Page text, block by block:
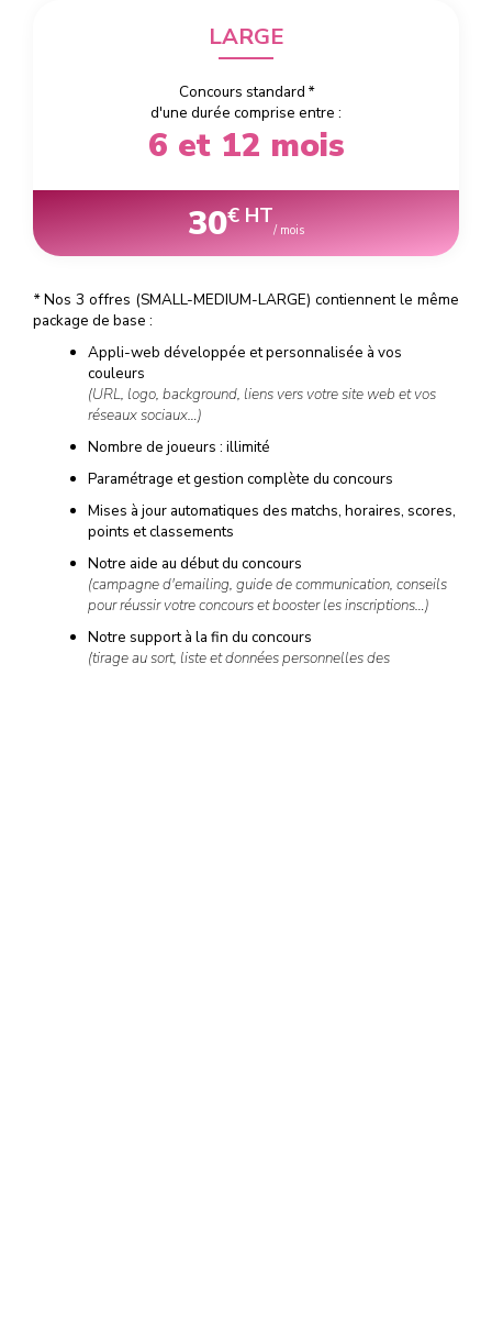
LARGE
Concours standard *
d'une durée comprise entre :
6 et 12 mois
30€ HT
/ mois
*Nos 3 offres (SMALL-MEDIUM-LARGE) contiennent le même
package de base :
Appli-web développée et personnalisée à vos
couleurs
(URL, logo, background, liens vers votre site web et vos
réseaux sociaux…)
Nombre de joueurs : illimité
Paramétrage et gestion complète du concours
Mises à jour automatiques des matchs, horaires, scores,
points et classements
Notre aide au début du concours
(campagne d'emailing, guide de communication, conseils
pour réussir votre concours et booster les inscriptions…)
Notre support à la fin du concours
(tirage au sort, liste et données personnelles des